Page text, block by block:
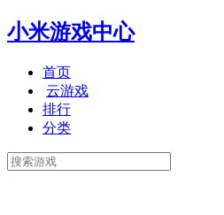
小米游戏中心
首页
云游戏
排行
分类